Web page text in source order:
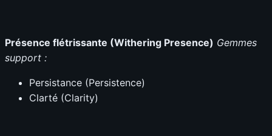
Présence flétrissante (Withering Presence) Gemmes
support :
Persistance (Persistence)
Clarté (Clarity)